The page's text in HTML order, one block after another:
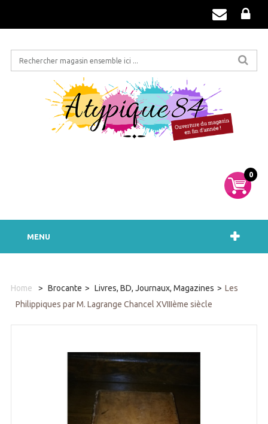
0
MENU
Home > Brocante > Livres, BD, Journaux, Magazines > Les
Philippiques par M. Lagrange Chancel XVIIIème siècle